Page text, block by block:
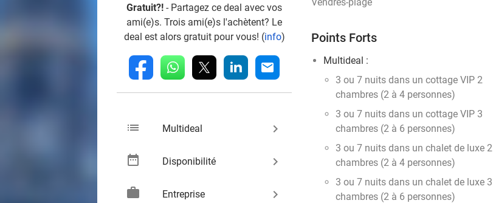
Gratuit?! - Partagez ce deal avec vos
ami(e)s. Trois ami(e)s l'achètent? Le
deal est alors gratuit pour vous! (info)
fb whatsapp linkedin mail
list Multideal keyboard_arrow_right
date_range Disponibilité keyboard_arrow_right
work Entreprise keyboard_arrow_right
Points Forts
Multideal :
3 ou 7 nuits dans un cottage VIP 2
chambres (2 à 4 personnes)
3 ou 7 nuits dans un cottage VIP 3
chambres (2 à 6 personnes)
3 ou 7 nuits dans un chalet de luxe 2
chambres (2 à 4 personnes)
3 ou 7 nuits dans un chalet de luxe 3
chambres (2 à 6 personnes)